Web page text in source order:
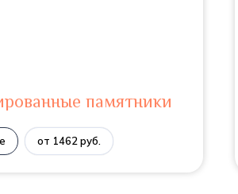
памятники
от 1462 руб.